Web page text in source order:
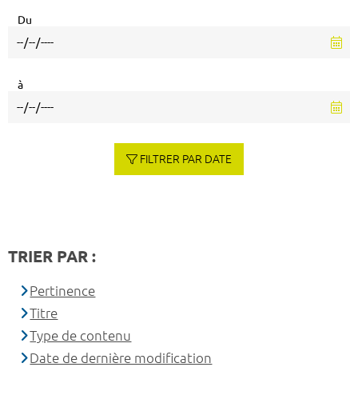
Du
à
FILTRER PAR DATE
TRIER PAR :
Pertinence
Titre
Type de contenu
Date de dernière modification